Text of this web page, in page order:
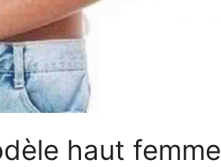
haut femme